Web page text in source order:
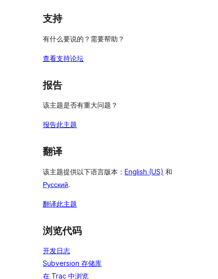
支持
有什么要说的？需要帮助？
查看支持论坛
报告
该主题是否有重大问题？
报告此主题
翻译
该主题提供以下语言版本： English (US) 和
Русский.
翻译此主题
浏览代码
开发日志
Subversion 存储库
在 Trac 中浏览